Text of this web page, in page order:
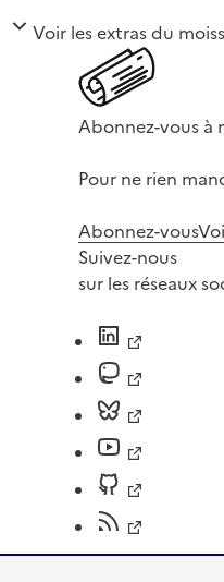
Voir les extras du
Abonnez-vous
Pour ne rien
Abonnez-vous
Suivez-nous
sur les réseaux